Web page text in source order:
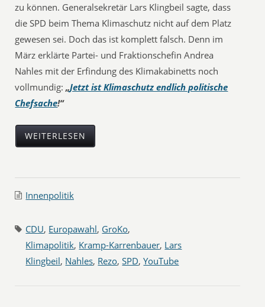
zu können. Generalsekretär Lars Klingbeil sagte, dass
die SPD beim Thema Klimaschutz nicht auf dem Platz
gewesen sei. Doch das ist komplett falsch. Denn im
März erklärte Partei- und Fraktionschefin Andrea
Nahles mit der Erfindung des Klimakabinetts noch
vollmundig:„Jetzt ist Klimaschutz endlich politische
Chefsache!“
WEITERLESEN
Innenpolitik
CDU, Europawahl, GroKo,
Klimapolitik, Kramp-Karrenbauer, Lars
Klingbeil, Nahles, Rezo,SPD,YouTube